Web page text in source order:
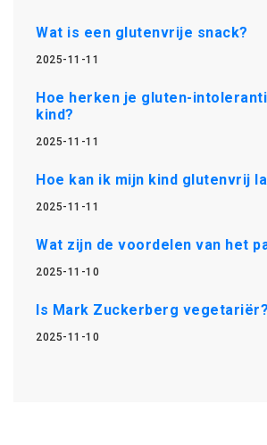
Wat is een glutenvrije snack?
2025-11-11
Hoe herken je gluten-
kind?
2025-11-11
Hoe kan ik mijn kind glutenvrij
2025-11-11
Wat zijn de voordelen van het
2025-11-10
Is Mark Zuckerberg vegetariër?
2025-11-10